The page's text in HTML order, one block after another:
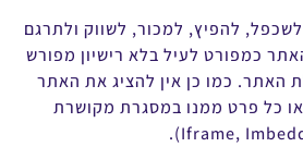
לשכפל, להפיץ, למכור, לשווק ולתרגם
כמפורט לעיל בלא רישיון מפורש
האתר. כמו כן אין להציג את האתר
כל פרט ממנו במסגרת מקושרת